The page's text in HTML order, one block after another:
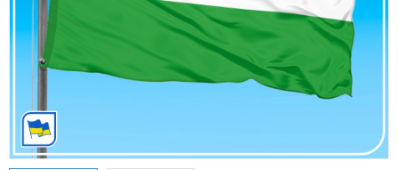
Замовлення
Прапори Міжнародних
Історичні Прапори